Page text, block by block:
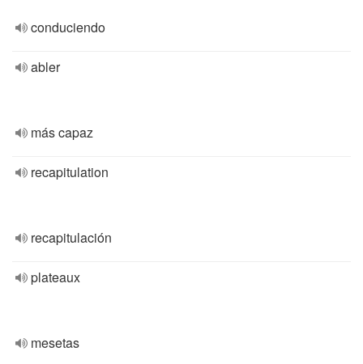
conduciendo
abler
más capaz
recapitulation
recapitulación
plateaux
mesetas